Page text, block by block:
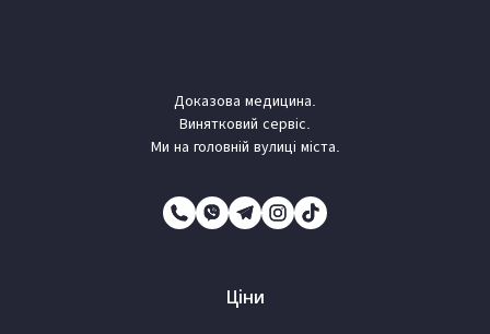
Доказова медицина.
Винятковий сервіс.
Ми на головній вулиці міста.
Ціни